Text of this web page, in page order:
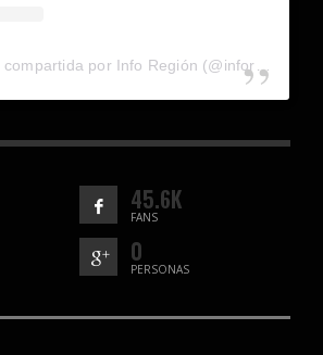
45.6K
FANS
0
PERSONAS